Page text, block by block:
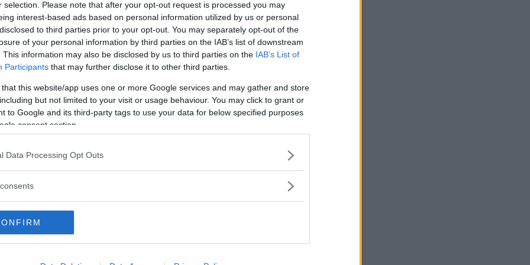
selection. Please note that after your opt-out request is processed you may
interest-based ads based on personal information utilized by us or personal
to third parties prior to your opt-out. You may separately opt-out of the
of your personal information by third parties on the IAB’s list of downstream
This information may also be disclosed by us to third parties on the IAB’s List of
Participants that may further disclose it to other third parties.
that this website/app uses one or more Google services and may gather and store
but not limited to your visit or usage behaviour. You may click to grant or
to Google and its third-party tags to use your data for below specified purposes
consent section.
Data Processing Opt Outs
i Mercedes prestandapumpade
och Honda Civic (2018)
BMW 1-serie och Honda Civic? Läs